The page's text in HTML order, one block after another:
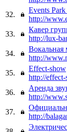
32.
Events
http://
33.
Кавер
http://lux-
34.
Вокальная
http://
35.
Effect-show
http://effect-
36.
Аренда
http://
37.
http://